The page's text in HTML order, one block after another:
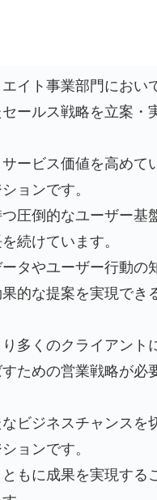
イト事業部門におい
ールス戦略を立案・
ービス価値を高めて
ョンです。
圧倒的なユーザー基
続けています。
タやユーザー行動の
的な提案を実現でき
多くのクライアント
ための営業戦略が必
ビジネスチャンスを
ョンです。
もに成果を実現する